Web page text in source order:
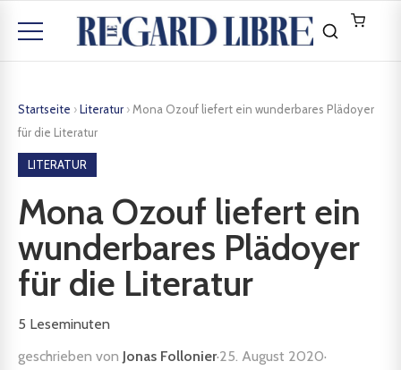
Startseite ›Literatur › Mona Ozouf liefert ein wunderbares Plädoyer
für die Literatur
LITERATUR
Mona Ozouf liefert ein
wunderbares Plädoyer
für die Literatur
5 Leseminuten
geschrieben von Jonas Follonier·25. August 2020·